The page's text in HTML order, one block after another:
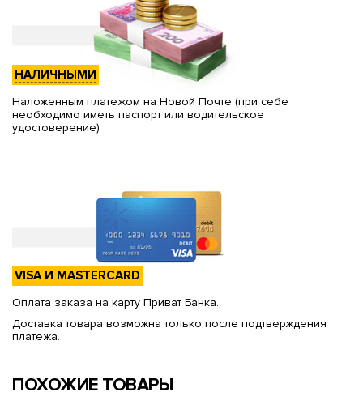
НАЛИЧНЫМИ
Наложенным платежом на Новой Почте (при себе
необходимо иметь паспорт или водительское
удостоверение)
VISA И MASTERCARD
Оплата заказа на карту Приват Банка.
Доставка товара возможна только после подтверждения
платежа.
ПОХОЖИЕ ТОВАРЫ